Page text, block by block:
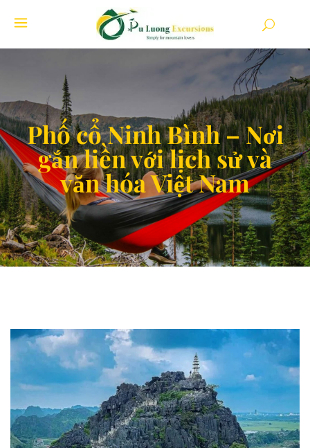
Phố cổ Ninh Bình – Nơi
gắn liền với lịch sử và
văn hóa Việt Nam